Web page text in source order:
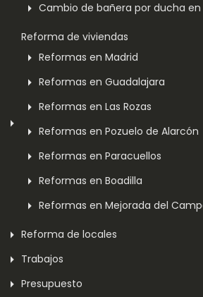
Cambio de bañera por ducha en
Reforma de viviendas
Reformas en Madrid
Reformas en Guadalajara
Reformas en Las Rozas
Reformas en Pozuelo de Alarcón
Reformas en Paracuellos
Reformas en Boadilla
Reformas en Mejorada del
Reforma de locales
Trabajos
Presupuesto